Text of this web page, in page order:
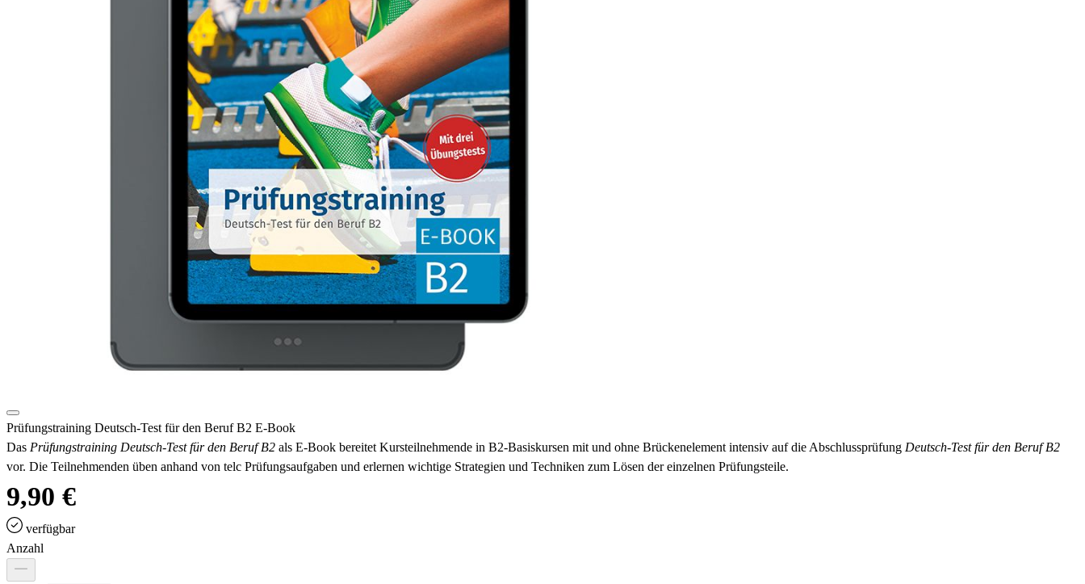
Prüfungstraining Deutsch-Test für den Beruf B2 E-Book
Das Prüfungstraining Deutsch-Test für den Beruf B2 als E-Book bereitet Kursteilnehmende in B2-Basiskursen mit und ohne Brückenelement intensiv auf die Abschlussprüfung Deutsch-Test für den Beruf B2
vor. Die Teilnehmenden üben anhand von telc Prüfungsaufgaben und erlernen wichtige Strategien und Techniken zum Lösen der einzelnen Prüfungsteile.
9,90 €
verfügbar
Anzahl